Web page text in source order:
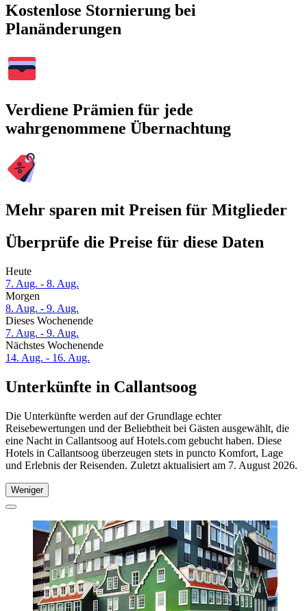
Kostenlose Stornierung bei
Planänderungen
Verdiene Prämien für jede
wahrgenommene Übernachtung
Mehr sparen mit Preisen für Mitglieder
Überprüfe die Preise für diese Daten
Heute
7. Aug. - 8. Aug.
Morgen
8. Aug. - 9. Aug.
Dieses Wochenende
7. Aug. - 9. Aug.
Nächstes Wochenende
14. Aug. - 16. Aug.
Unterkünfte in Callantsoog
Die Unterkünfte werden auf der Grundlage echter
Reisebewertungen und der Beliebtheit bei Gästen ausgewählt, die
eine Nacht in Callantsoog auf Hotels.com gebucht haben. Diese
Hotels in Callantsoog überzeugen stets in puncto Komfort, Lage
und Erlebnis der Reisenden. Zuletzt aktualisiert am 7. August 2026.
Weniger